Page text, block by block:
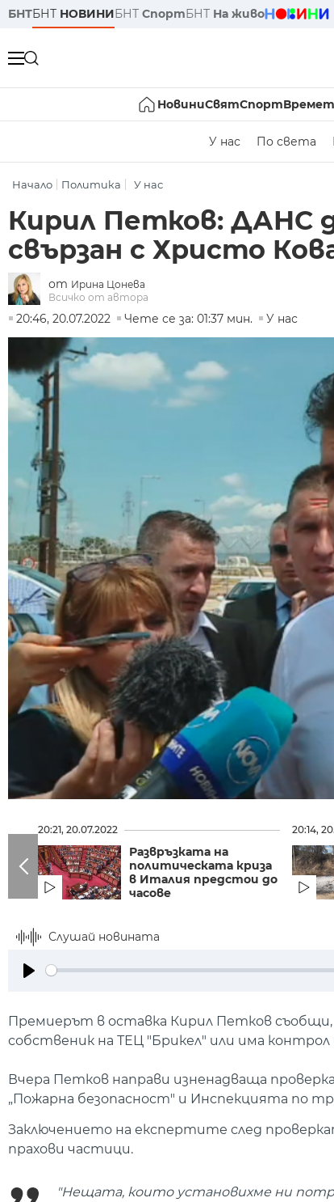
БНТБНТ НОВИНИБНТ СпортБНТ На живо
НовиниСвятСпорт
У нас По света
Начало Политика У нас
Кирил Петков: ДАНС
свързан с Христо
от Ирина Цонева
Всичко от автора
20:46, 20.07.2022
Чете се за: 01:37 мин. У нас
20:21, 20.07.2022
Развръзката на
политическата криза
в Италия предстои до
часове
20:14,
Слушай новината
Премиерът в оставка Кирил Петков съобщи,
собственик на ТЕЦ "Брикел" или има
Вчера Петков направи изненадваща
„Пожарна безопасност" и Инспекцията по
Заключението на експертите след
прахови частици.
"Нещата, които установихме ни